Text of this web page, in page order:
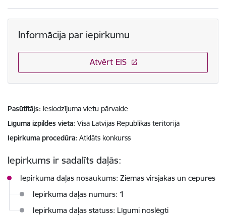
Informācija par iepirkumu
Atvērt EIS
Pasūtītājs Ieslodzījuma vietu pārvalde
Līguma izpildes vieta Visā Latvijas Republikas teritorijā
Iepirkuma procedūra Atklāts konkurss
Iepirkums ir sadalīts daļās:
Iepirkuma daļas nosaukums: Ziemas virsjakas un cepures
Iepirkuma daļas numurs: 1
Iepirkuma daļas statuss: Līgumi noslēgti